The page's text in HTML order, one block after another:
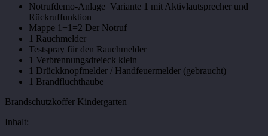
Notrufdemo-Anlage Variante 1 mit Aktivlautsprecher und
Rückruffunktion
Mappe 1+1=2 Der Notruf
1 Rauchmelder
Testspray für den Rauchmelder
1 Verbrennungsdreieck klein
1 Drückknopfmelder / Handfeuermelder (gebraucht)
1 Brandfluchthaube
Brandschutzkoffer Kindergarten
Inhalt: